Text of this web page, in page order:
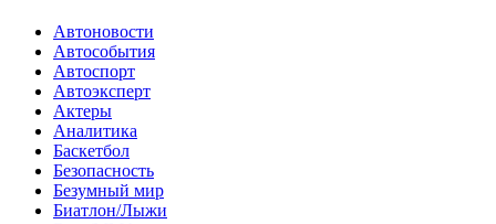
Автоновости
Автособытия
Автоспорт
Автоэксперт
Актеры
Аналитика
Баскетбол
Безопасность
Безумный мир
Биатлон/Лыжи